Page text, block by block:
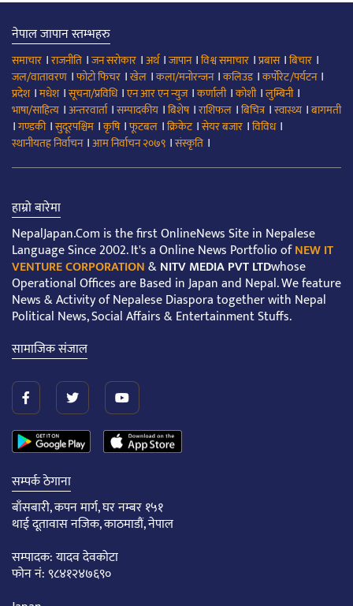
नेपाल जापान स्तम्भहरु
समाचार ।राजनीति ।जन सरोकार ।अर्थ।जापान।विश्व समाचार ।प्रबास।बिचार ।
जल/वातावरण ।फोटो फिचर ।खेल ।कला/मनोरन्जन।कलिउड।कर्पोरेट/पर्यटन।
प्रदेश।मधेश।सूचना/प्रविधि।एन आर एन न्युज।कर्णाली।कोशी।लुम्बिनी।
भाषा/साहित्य ।अन्तरवार्ता।सम्पादकीय ।बिशेष।राशिफल ।बिचित्र।स्वास्थ्य ।बागमती
।गण्डकी।सुदूरपश्चिम ।कृषि।फूटबल ।क्रिकेट।सेयर बजार ।विविध।
स्थानीयतह निर्वाचन।आम निर्वाचन २०७९ ।संस्कृति ।
हाम्रो बारेमा
NepalJapan.Com is the first OnlineNews Site in Nepalese
Language Since 2002. It's a Online News Portfolio ofNEW IT
VENTURE CORPORATION&NITV MEDIA PVT LTDwhose
Operational Offices are Based in Japan and Nepal. We feature
News & Activity of Nepalese Diaspora together with Nepal
Political News, Social Affairs & Entertainment Stuffs.
सामाजिक संजाल
सम्पर्क ठेगाना
बाँसबारी, कपन मार्ग, घर नम्बर १५१
थाई दूतावास नजिक, काठमाडौं, नेपाल
सम्पादक: यादव देवकोटा
फोन नं: ९८४१२४७६९०